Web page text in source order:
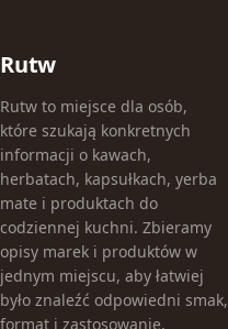
Rutw
Rutw to miejsce dla osób,
które szukają konkretnych
informacji o kawach,
herbatach, kapsułkach, yerba
mate i produktach do
codziennej kuchni. Zbieramy
opisy marek i produktów w
jednym miejscu, aby łatwiej
było znaleźć odpowiedni smak,
format i zastosowanie.